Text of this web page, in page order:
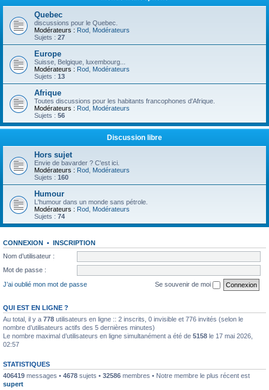
Quebec
discussions pour le Quebec.
Modérateurs : Rod Modérateurs
Sujets : 27
Europe
Suisse, Belgique, luxembourg...
Modérateurs : Rod Modérateurs
Sujets : 13
Afrique
Toutes discussions pour les habitants francophones d'Afrique.
Modérateurs : Rod Modérateurs
Sujets : 56
Discussion libre
Hors sujet
Envie de bavarder ? C'est ici.
Modérateurs : Rod Modérateurs
Sujets : 160
Humour
L'humour dans un monde sans pétrole.
Modérateurs : Rod Modérateurs
Sujets : 74
CONNEXION • INSCRIPTION
Nom d’utilisateur :
Mot de passe :
J’ai oublié mon mot de passe
Se souvenir de moi
QUI EST EN LIGNE ?
Au total, il y a 778 utilisateurs en ligne :: 2 inscrits, 0 invisible et 776 invités (selon le
nombre d’utilisateurs actifs des 5 dernières minutes)
Le nombre maximal d’utilisateurs en ligne simultanément a été de 5158 le 17 mai 2026,
02:57
STATISTIQUES
406419 messages • 4678 sujets • 32586 membres • Notre membre le plus récent est
supert